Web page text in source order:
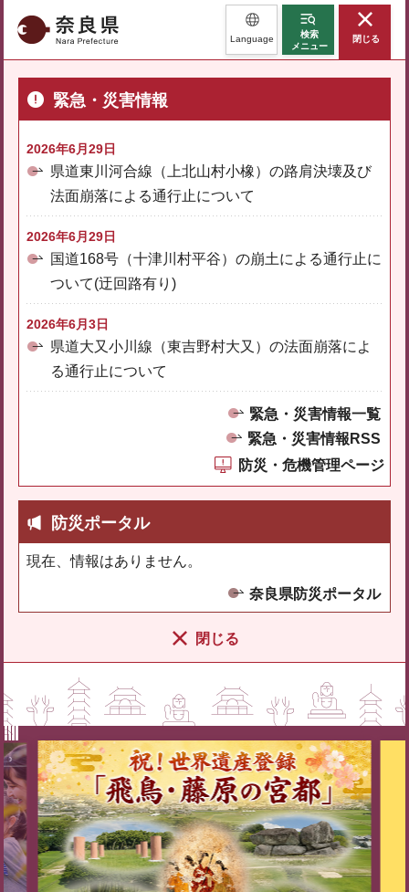
奈良県 Language
検索
メニュー
閉じる
緊急・災害情報
2026年6月29日
県道東川河合線（上北山村小橡）の路肩決壊及び
法面崩落による通行止について
2026年6月29日
国道168号（十津川村平谷）の崩土による通行止に
ついて(迂回路有り)
2026年6月3日
県道大又小川線（東吉野村大又）の法面崩落によ
る通行止について
緊急・災害情報一覧
緊急・災害情報RSS
防災・危機管理ページ
防災ポータル
現在、情報はありません。
奈良県防災ポータル
閉じる